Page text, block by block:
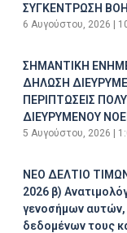
ΣΥΓΚΕΝΤΡΩΣΗ
6 Αυγούστου, 2026
ΣΗΜΑΝΤΙΚΗ
ΔΗΛΩΣΗ
ΠΕΡΙΠΤΩΣΕΙΣ
ΔΙΕΥΡΥΜΕΝΟΥ
5 Αυγούστου, 2026
ΝΕΟ ΔΕΛΤΙΟ
2026 β)
γενοσήμων
δεδομένων τους